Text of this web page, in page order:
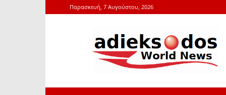
Παρασκευή, 7 Αυγούστου, 2026
adieksodos.gr